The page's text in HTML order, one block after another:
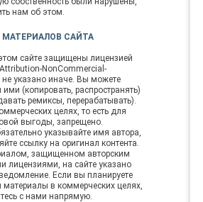
нам об этом.
САЙТА
сайте защищены лицензией
NonCommercial-
не указано иначе. Вы можете
(копировать, распространять)
ремиксы, перерабатывать).
целях, то есть для
выгоды, запрещено.
указывайте имя автора,
ссылку на оригинал контента.
защищенном авторским
лицензиями, на сайте указано
Если вы планируете
в коммерческих целях,
с нами напрямую.